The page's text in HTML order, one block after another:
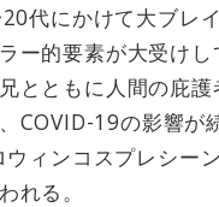
代にかけて大ブレ
ー的要素が大受け
とともに人間の庇
COVID-19の影響が
ィンコスプレシー
れる。